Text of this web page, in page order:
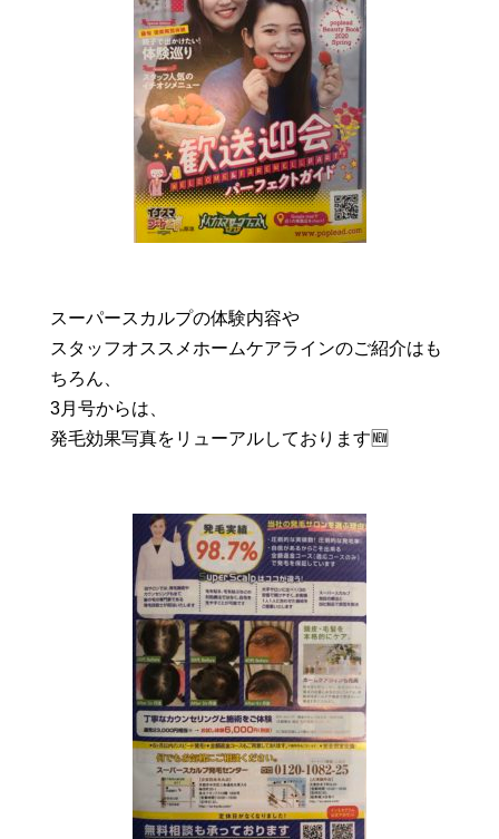
スーパースカルプの体験内容や
スタッフオススメホームケアラインのご紹介はも
ちろん、
3月号からは、
発毛効果写真をリューアルしております🆕